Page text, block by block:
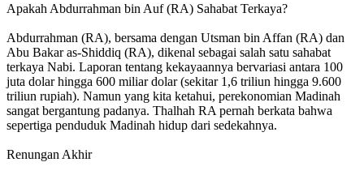
Apakah Abdurrahman bin Auf (RA) Sahabat Terkaya?
Abdurrahman (RA), bersama dengan Utsman bin Affan (RA) dan
Abu Bakar as-Shiddiq (RA), dikenal sebagai salah satu sahabat
terkaya Nabi. Laporan tentang kekayaannya bervariasi antara 100
juta dolar hingga 600 miliar dolar (sekitar 1,6 triliun hingga 9.600
triliun rupiah). Namun yang kita ketahui, perekonomian Madinah
sangat bergantung padanya. Thalhah RA pernah berkata bahwa
sepertiga penduduk Madinah hidup dari sedekahnya.
Renungan Akhir